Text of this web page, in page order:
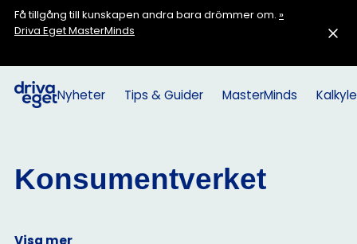
Få tillgång till kunskapen andra bara drömmer om. »
Driva Eget MasterMinds
Nyheter Tips & Guider MasterMinds
Konsumentverket
Visa mer